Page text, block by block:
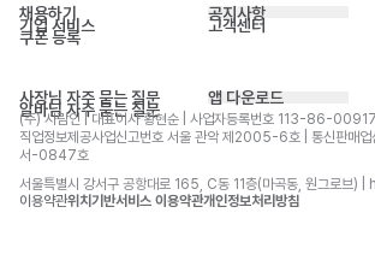
채용하기
기업 서비스
쿠폰 등록
공지사항
고객센터
사장님 자주 묻는 질문
알바님 자주 묻는 질문
앱 다운로드
(주) 사람인 | 대표이사 황현순 | 사업자등록번호 113-86-00917
직업정보제공사업신고번호 서울 관악 제2005-6호 | 통신판매
서-0847호
서울특별시 강서구 공항대로 165, C동 11층(마곡동, 원그로
이용약관위치기반서비스 이용약관개인정보처리방침